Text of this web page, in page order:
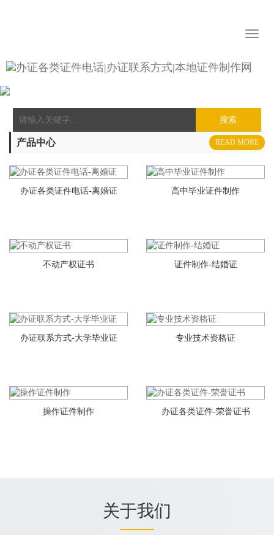
搜索
产品中心 READ MORE
办证各类证件电话-离婚证 高中毕业证件制作
不动产权证书 证件制作-结婚证
办证联系方式-大学毕业证 专业技术资格证
操作证件制作 办证各类证件-荣誉证书
关于我们